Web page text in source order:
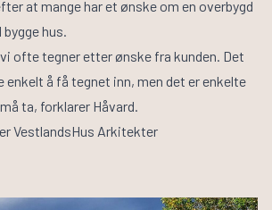
at mange har et ønske om en overbygd
hus.
ofte tegner etter ønske fra kunden. Det
enkelt å få tegnet inn, men det er enkelte
ta, forklarer Håvard.
VestlandsHus Arkitekter